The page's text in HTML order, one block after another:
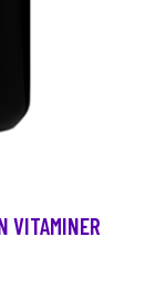
VITAMINER